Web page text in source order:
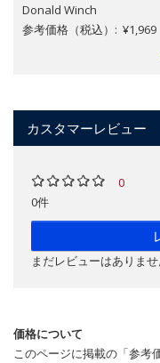
Donald Winch
参考価格（税込）: ¥1,969
カスタマーレビュー
0
0件
まだレビューはありま
価格について
このページに掲載の「参考